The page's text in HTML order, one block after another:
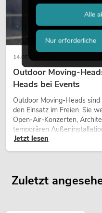
14.05.2026
Outdoor Moving-
Heads bei Events
Outdoor Moving-Heads
den Einsatz im Freien. Sie
Open-Air-Konzerten,
temporären
Jetzt lesen
Zuletzt
Nur erforderliche
Alle